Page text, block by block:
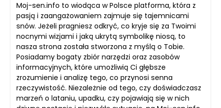
Moj-sen.info to wiodąca w Polsce platforma, która z
pasją i zaangażowaniem zajmuje się tajemnicami
snów. Jeżeli pragniesz odkryć, co kryje się za Twoimi
nocnymi wizjami i jaką ukrytą symbolikę niosą, to
nasza strona została stworzona z myślą o Tobie.
Posiadamy bogaty zbiór narzędzi oraz zasobów
informacyjnych, które umożliwią Ci głębsze
zrozumienie i analizę tego, co przynosi senna
rzeczywistość. Niezależnie od tego, czy doświadczasz
marzeń o lataniu, upadku, czy pojawiają się w nich